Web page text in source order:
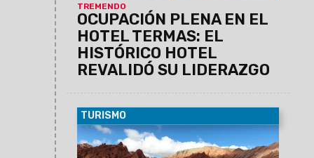
TREMENDO
OCUPACIÓN PLENA EN EL
HOTEL TERMAS: EL
HISTÓRICO HOTEL
REVALIDÓ SU LIDERAZGO
TURISMO
10/09/2025 Si buscás un destino
auténtico en el norte argentino,